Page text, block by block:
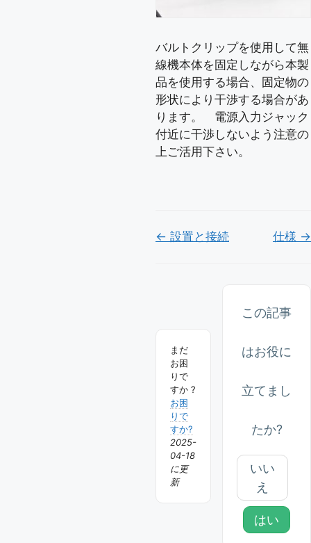
バルトクリップを使用して無
線機本体を固定しながら本製
品を使用する場合、固定物の
形状により干渉する場合があ
ります。 電源入力ジャック
付近に干渉しないよう注意の
上ご活用下さい。
Doc
シ
ョ
ン
← 設置と接続 仕様 →
まだ
お困
りで
すか ?
お困
りで
すか?
2025-
04-18
に更
新
この記事
はお役に
立てまし
たか?
いい
え
はい